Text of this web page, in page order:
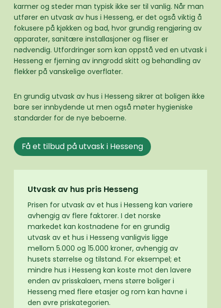
karmer og steder man typisk ikke ser til vanlig. Når man
utfører en utvask av hus i Hesseng, er det også viktig å
fokusere på kjøkken og bad, hvor grundig rengjøring av
apparater, sanitære installasjoner og fliser er
nødvendig. Utfordringer som kan oppstå ved en utvask i
Hesseng er fjerning av inngrodd skitt og behandling av
flekker på vanskelige overflater.
En grundig utvask av hus i Hesseng sikrer at boligen ikke
bare ser innbydende ut men også møter hygieniske
standarder for de nye beboerne.
Få et tilbud på utvask i Hesseng
Utvask av hus pris Hesseng
Prisen for utvask av et hus i Hesseng kan variere
avhengig av flere faktorer. I det norske
markedet kan kostnadene for en grundig
utvask av et hus i Hesseng vanligvis ligge
mellom 5.000 og 15.000 kroner, avhengig av
husets størrelse og tilstand. For eksempel; et
mindre hus i Hesseng kan koste mot den lavere
enden av prisskalaen, mens større boliger i
Hesseng med flere etasjer og rom kan havne i
den øvre priskategorien.